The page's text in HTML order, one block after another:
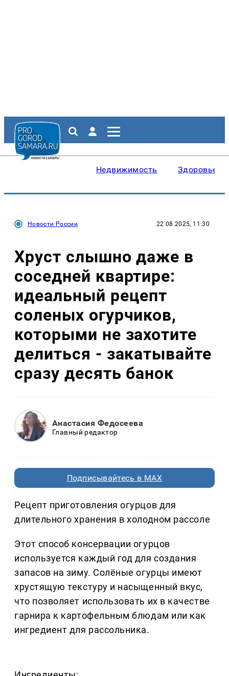
Недвижимость Здоровье
Новости России 22.08.2025, 11:30
Хруст слышно даже в
соседней квартире:
идеальный рецепт
соленых огурчиков,
которыми не захотите
делиться - закатывайте
сразу десять банок
Анастасия Федосеева
Главный редактор
Подписывайтесь в MAX
Рецепт приготовления огурцов для
длительного хранения в холодном рассоле
Этот способ консервации огурцов
используется каждый год для создания
запасов на зиму. Солёные огурцы имеют
хрустящую текстуру и насыщенный вкус,
что позволяет использовать их в качестве
гарнира к картофельным блюдам или как
ингредиент для рассольника.